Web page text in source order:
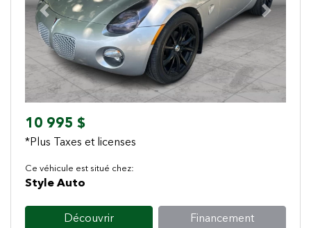
Previous Next
10 995 $
*Plus Taxes et licenses
Ce véhicule est situé chez:
Style Auto
Découvrir Financement